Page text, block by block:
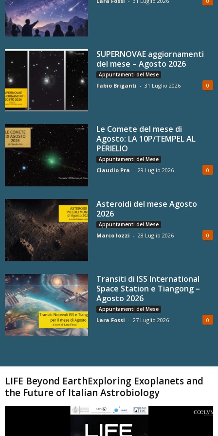
SUPERNOVAE aggiornamenti
del mese – Agosto 2026
Appuntamenti del Mese
Fabio Briganti - 31 Luglio 2026 0
Le Comete del mese di
Agosto: LA 10P/TEMPEL AL
PERIELIO
Appuntamenti del Mese
Claudio Pra - 29 Luglio 2026 0
Asteroidi del mese Agosto
2026
Appuntamenti del Mese
Marco Iozzi - 28 Luglio 2026 0
Transiti di ISS International
Space Station e Tiangong –
Agosto 2026
Appuntamenti del Mese
Lara Fossi - 27 Luglio 2026 0
LIFE Beyond EarthExploring Exoplanets and
the Future of Italian Astrobiology